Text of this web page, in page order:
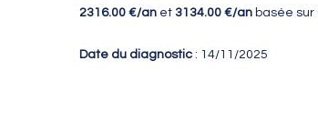
2316.00 €/an et 3134.00 €/an basée sur
Date du diagnostic : 14/11/2025